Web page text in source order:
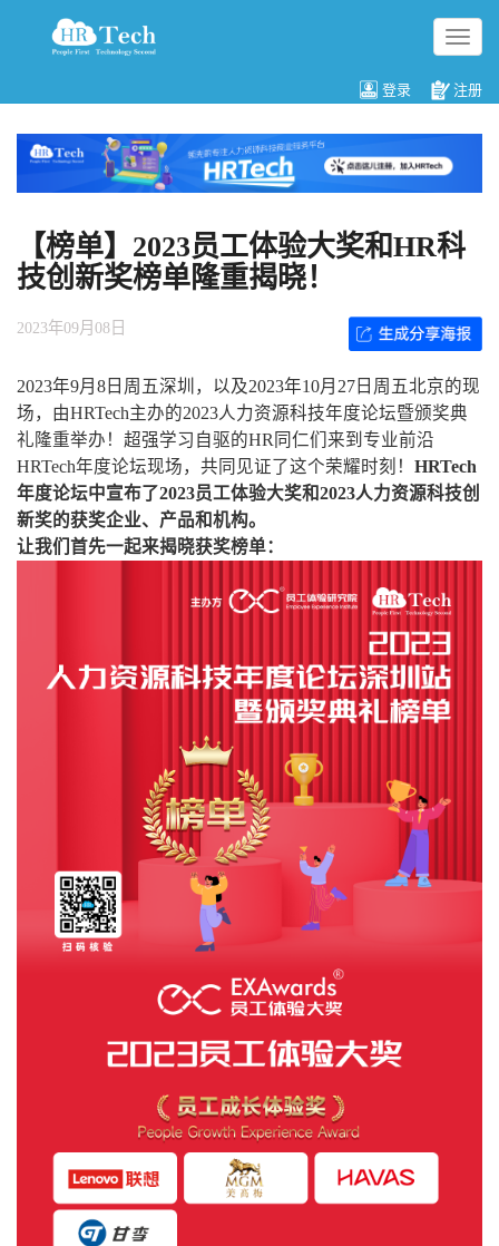
切
换
航
登录 注册
【榜单】2023员工体验大奖和HR科
技创新奖榜单隆重揭晓！
2023年09月08日
2023年9月8日周五深圳，以及2023年10月27日周五北京的现
场，由HRTech主办的2023人力资源科技年度论坛暨颁奖典
礼隆重举办！超强学习自驱的HR同仁们来到专业前沿
HRTech年度论坛现场，共同见证了这个荣耀时刻！ HRTech
年度论坛中宣布了2023员工体验大奖和2023人力资源科技创
新奖的获奖企业、产品和机构。
让我们首先一起来揭晓获奖榜单：